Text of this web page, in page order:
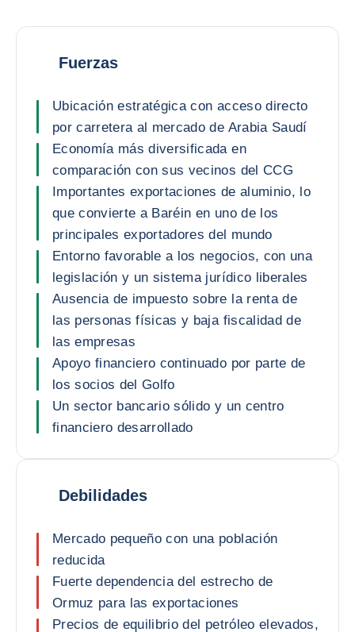
Fuerzas
Ubicación estratégica con acceso directo
por carretera al mercado de Arabia Saudí
Economía más diversificada en
comparación con sus vecinos del CCG
Importantes exportaciones de aluminio, lo
que convierte a Baréin en uno de los
principales exportadores del mundo
Entorno favorable a los negocios, con una
legislación y un sistema jurídico liberales
Ausencia de impuesto sobre la renta de
las personas físicas y baja fiscalidad de
las empresas
Apoyo financiero continuado por parte de
los socios del Golfo
Un sector bancario sólido y un centro
financiero desarrollado
Debilidades
Mercado pequeño con una población
reducida
Fuerte dependencia del estrecho de
Ormuz para las exportaciones
Precios de equilibrio del petróleo elevados,